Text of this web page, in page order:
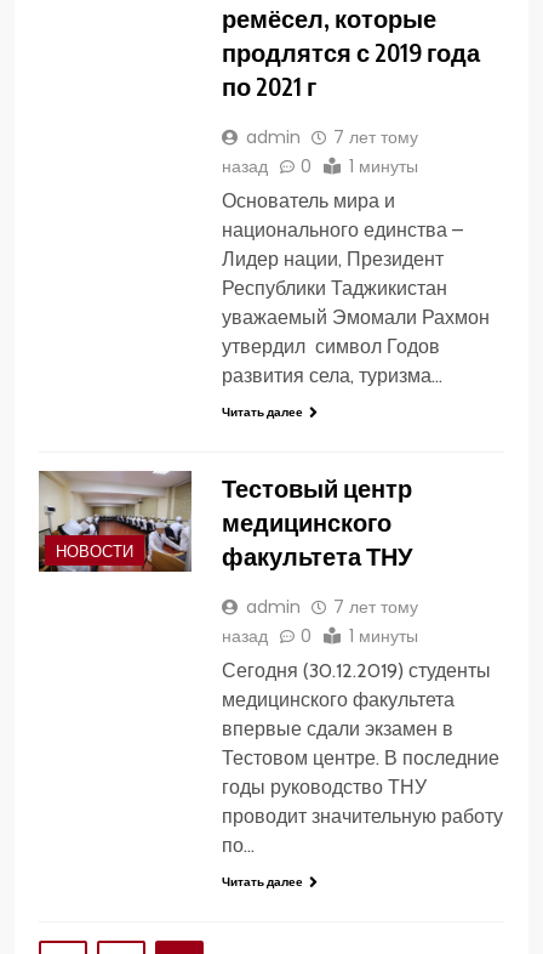
ремёсел, которые
продлятся с 2019 года
по 2021 г
admin
7 лет тому
назад
0 1 минуты
Основатель мира и
национального единства –
Лидер нации, Президент
Республики Таджикистан
уважаемый Эмомали Рахмон
утвердил символ Годов
развития села, туризма…
Читать далее
НОВОСТИ
Тестовый центр
медицинского
факультета ТНУ
admin
7 лет тому
назад
0 1 минуты
Сегодня (30.12.2019) студенты
медицинского факультета
впервые сдали экзамен в
Тестовом центре. В последние
годы руководство ТНУ
проводит значительную работу
по…
Читать далее